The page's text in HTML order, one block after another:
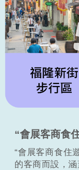
“會展客商食
“會展客商食住
的客商而設，